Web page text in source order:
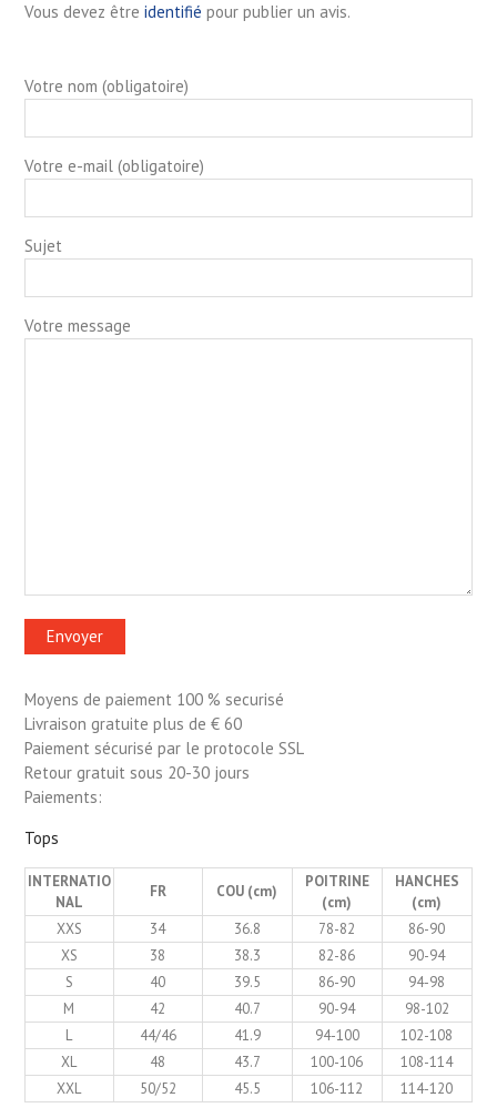
Vous devez être identifié pour publier un avis.
Votre nom (obligatoire)
Votre e-mail (obligatoire)
Sujet
Votre message
Moyens de paiement 100 % securisé
Livraison gratuite plus de € 60
Paiement sécurisé par le protocole SSL
Retour gratuit sous 20-30 jours
Paiements:
Tops
INTERNATIO
NAL
FR COU (cm)
POITRINE
(cm)
HANCHES
(cm)
XXS
34 36.8 78-82
86-90
XS
38 38.3 82-86
90-94
S
40 39.5 86-90
94-98
M
42 40.7 90-94
98-102
L
44/46 41.9 94-100
102-108
XL
48 43.7 100-106
108-114
XXL
50/52 45.5 106-112 114-120